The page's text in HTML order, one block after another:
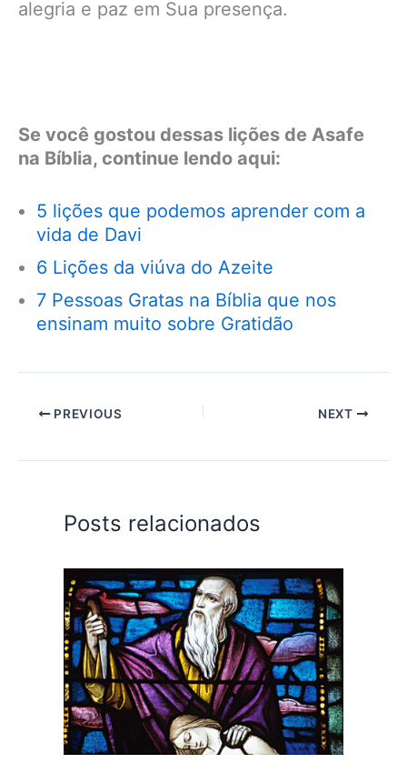
alegria e paz em Sua presença.
Se você gostou dessas lições de Asafe
na Bíblia, continue lendo aqui:
5 lições que podemos aprender com a
vida de Davi
6 Lições da viúva do Azeite
7 Pessoas Gratas na Bíblia que nos
ensinam muito sobre Gratidão
PREVIOUS NEXT
Posts relacionados